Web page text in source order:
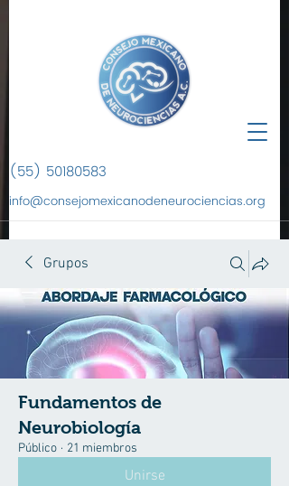
info@consejomexicanodeneurociencias.org
(55) 50180583
Grupos
Fundamentos de
Neurobiología
Público · 21 miembros
Unirse